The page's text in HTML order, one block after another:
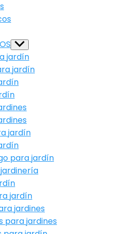
Show
sub
menu
jardín
jardín
jardín
para jardín
jardín
jardines
para jardines